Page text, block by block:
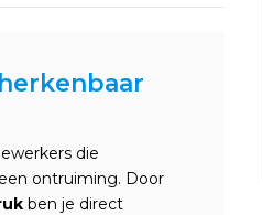
die
ontruiming. Door
ben je direct